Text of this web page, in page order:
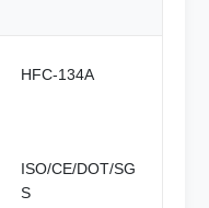
HFC-134A
ISO/CE/DOT/SG
S